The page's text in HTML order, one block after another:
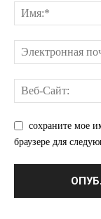
сохраните мое
браузере для